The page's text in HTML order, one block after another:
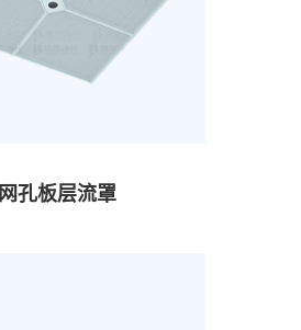
网孔板层流罩